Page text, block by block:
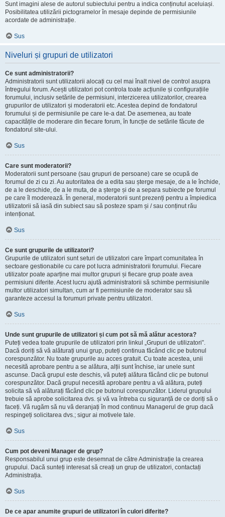
Sunt imagini alese de autorul subiectului pentru a indica conținutul aceluiași.
Posibilitatea utilizării pictogramelor în mesaje depinde de permisiunile
acordate de administrație.
Sus
Niveluri și grupuri de utilizatori
Ce sunt administratorii?
Administratorii sunt utilizatorii alocați cu cel mai înalt nivel de control asupra
întregului forum. Acești utilizatori pot controla toate acțiunile și configurațiile
forumului, inclusiv setările de permisiuni, interzicerea utilizatorilor, crearea
grupurilor de utilizatori și moderatorii etc. Acestea depind de fondatorul
forumului și de permisiunile pe care le-a dat. De asemenea, au toate
capacitățile de moderare din fiecare forum, în funcție de setările făcute de
fondatorul site-ului.
Sus
Care sunt moderatorii?
Moderatorii sunt persoane (sau grupuri de persoane) care se ocupă de
forumul de zi cu zi. Au autoritatea de a edita sau șterge mesaje, de a le închide,
de a le deschide, de a le muta, de a șterge și de a separa subiecte pe forumul
pe care îl moderează. În general, moderatorii sunt prezenți pentru a împiedica
utilizatorii să iasă din subiect sau să posteze spam și / sau conținut rău
intenționat.
Sus
Ce sunt grupurile de utilizatori?
Grupurile de utilizatori sunt seturi de utilizatori care împart comunitatea în
sectoare gestionabile cu care pot lucra administratorii forumului. Fiecare
utilizator poate aparține mai multor grupuri și fiecare grup poate avea
permisiuni diferite. Acest lucru ajută administratorii să schimbe permisiunile
multor utilizatori simultan, cum ar fi permisiunile de moderator sau să
garanteze accesul la forumuri private pentru utilizatori.
Sus
Unde sunt grupurile de utilizatori și cum pot să mă alătur acestora?
Puteți vedea toate grupurile de utilizatori prin linkul „Grupuri de utilizatori”.
Dacă doriți să vă alăturați unui grup, puteți continua făcând clic pe butonul
corespunzător. Nu toate grupurile au acces gratuit. Cu toate acestea, unii
necesită aprobare pentru a se alătura, alții sunt închise, iar unele sunt
ascunse. Dacă grupul este deschis, vă puteți alătura făcând clic pe butonul
corespunzător. Dacă grupul necesită aprobare pentru a vă alătura, puteți
solicita să vă alăturați făcând clic pe butonul corespunzător. Liderul grupului
trebuie să aprobe solicitarea dvs. și vă va întreba cu siguranță de ce doriți să o
faceți. Vă rugăm să nu vă deranjați în mod continuu Managerul de grup dacă
respingeți solicitarea dvs.; sigur ai motivele tale.
Sus
Cum pot deveni Manager de grup?
Responsabilul unui grup este desemnat de către Administrație la crearea
grupului. Dacă sunteți interesat să creați un grup de utilizatori, contactați
Administrația.
Sus
De ce apar anumite grupuri de utilizatori în culori diferite?